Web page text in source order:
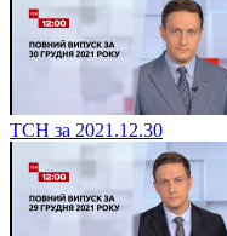
ТСН за 2021.12.30